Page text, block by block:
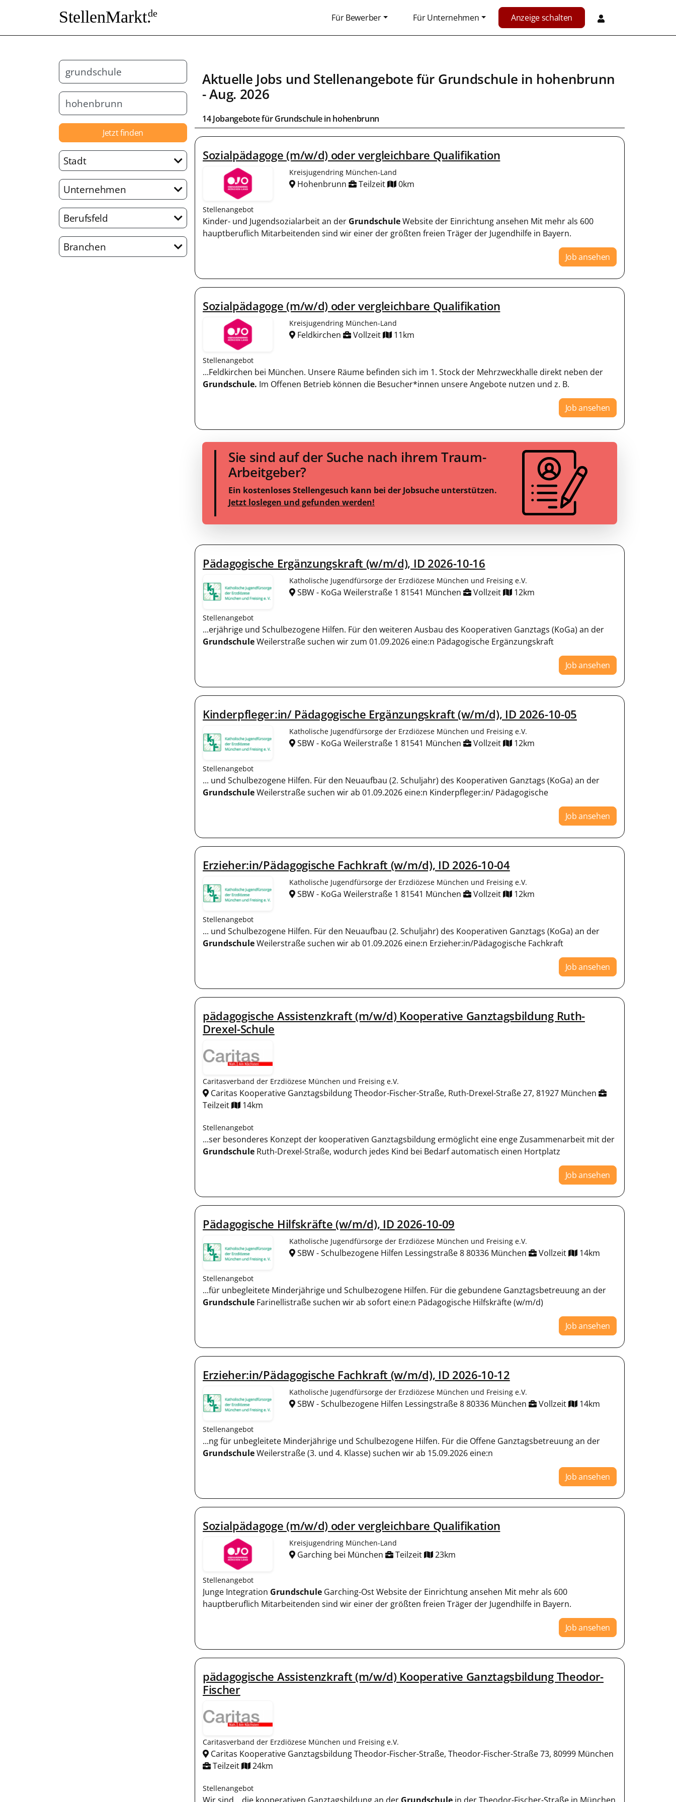
StellenMarkt.de Für Bewerber Für Unternehmen Anzeige schalten
Jetzt finden
Stadt
Unternehmen
Berufsfeld
Branchen
Aktuelle Jobs und Stellenangebote für Grundschule in hohenbrunn
- Aug. 2026
14 Jobangebote fürGrundschulein hohenbrunn
Sozialpädagoge (m/w/d) oder vergleichbare Qualifikation
Kreisjugendring München-Land
Hohenbrunn Teilzeit 0km
Stellenangebot
Kinder- und Jugendsozialarbeit an der GrundschuleWebsite der Einrichtung ansehen Mit mehr als 600
hauptberuflich Mitarbeitenden sind wir einer der größten freien Träger der Jugendhilfe in Bayern.
Job ansehen
Sozialpädagoge (m/w/d) oder vergleichbare Qualifikation
Kreisjugendring München-Land
Feldkirchen Vollzeit 11km
Stellenangebot
...Feldkirchen bei München. Unsere Räume befinden sich im 1. Stock der Mehrzweckhalle direkt neben der
Grundschule. Im Offenen Betrieb können die Besucher*innen unsere Angebote nutzen und z. B.
Job ansehen
Sie sind auf der Suche nach ihrem Traum-
Arbeitgeber?
Ein kostenloses Stellengesuch kann bei der Jobsuche unterstützen.
Jetzt loslegen und gefunden werden!
Pädagogische Ergänzungskraft (w/m/d), ID 2026-10-16
Katholische Jugendfürsorge der Erzdiözese München und Freising e.V.
SBW - KoGa Weilerstraße 1 81541 München Vollzeit 12km
Stellenangebot
...erjährige und Schulbezogene Hilfen. Für den weiteren Ausbau des Kooperativen Ganztags (KoGa) an der
GrundschuleWeilerstraße suchen wir zum 01.09.2026 eine:n Pädagogische Ergänzungskraft
Job ansehen
Kinderpfleger:in/ Pädagogische Ergänzungskraft (w/m/d), ID 2026-10-05
Katholische Jugendfürsorge der Erzdiözese München und Freising e.V.
SBW - KoGa Weilerstraße 1 81541 München Vollzeit 12km
Stellenangebot
... und Schulbezogene Hilfen. Für den Neuaufbau (2. Schuljahr) des Kooperativen Ganztags (KoGa) an der
GrundschuleWeilerstraße suchen wir ab 01.09.2026 eine:n Kinderpfleger:in/ Pädagogische
Job ansehen
Erzieher:in/Pädagogische Fachkraft (w/m/d), ID 2026-10-04
Katholische Jugendfürsorge der Erzdiözese München und Freising e.V.
SBW - KoGa Weilerstraße 1 81541 München Vollzeit 12km
Stellenangebot
... und Schulbezogene Hilfen. Für den Neuaufbau (2. Schuljahr) des Kooperativen Ganztags (KoGa) an der
GrundschuleWeilerstraße suchen wir ab 01.09.2026 eine:n Erzieher:in/Pädagogische Fachkraft
Job ansehen
pädagogische Assistenzkraft (m/w/d) Kooperative Ganztagsbildung Ruth-
Drexel-Schule
Caritasverband der Erzdiözese München und Freising e.V.
Caritas Kooperative Ganztagsbildung Theodor-Fischer-Straße, Ruth-Drexel-Straße 27, 81927 München
Teilzeit
14km
Stellenangebot
...ser besonderes Konzept der kooperativen Ganztagsbildung ermöglicht eine enge Zusammenarbeit mit der
Grundschule Ruth-Drexel-Straße, wodurch jedes Kind bei Bedarf automatisch einen Hortplatz
Job ansehen
Pädagogische Hilfskräfte (w/m/d), ID 2026-10-09
Katholische Jugendfürsorge der Erzdiözese München und Freising e.V.
SBW - Schulbezogene Hilfen Lessingstraße 8 80336 München Vollzeit 14km
Stellenangebot
...für unbegleitete Minderjährige und Schulbezogene Hilfen. Für die gebundene Ganztagsbetreuung an der
Grundschule Farinellistraße suchen wir ab sofort eine:n Pädagogische Hilfskräfte (w/m/d)
Job ansehen
Erzieher:in/Pädagogische Fachkraft (w/m/d), ID 2026-10-12
Katholische Jugendfürsorge der Erzdiözese München und Freising e.V.
SBW - Schulbezogene Hilfen Lessingstraße 8 80336 München Vollzeit 14km
Stellenangebot
...ng für unbegleitete Minderjährige und Schulbezogene Hilfen. Für die Offene Ganztagsbetreuung an der
GrundschuleWeilerstraße (3. und 4. Klasse) suchen wir ab 15.09.2026 eine:n
Job ansehen
Sozialpädagoge (m/w/d) oder vergleichbare Qualifikation
Kreisjugendring München-Land
Garching bei München Teilzeit 23km
Stellenangebot
Junge Integration Grundschule Garching-Ost Website der Einrichtung ansehen Mit mehr als 600
hauptberuflich Mitarbeitenden sind wir einer der größten freien Träger der Jugendhilfe in Bayern.
Job ansehen
pädagogische Assistenzkraft (m/w/d) Kooperative Ganztagsbildung Theodor-
Fischer
Caritasverband der Erzdiözese München und Freising e.V.
Caritas Kooperative Ganztagsbildung Theodor-Fischer-Straße, Theodor-Fischer-Straße 73, 80999 München
Teilzeit
24km
Stellenangebot